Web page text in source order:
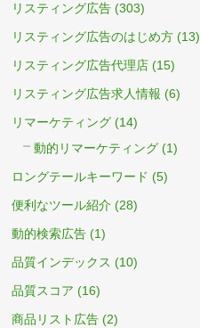
リスティング広告 (303)
リスティング広告のはじめ方 (13)
リスティング広告代理店 (15)
リスティング広告求人情報 (6)
リマーケティング (14)
動的リマーケティング (1)
ロングテールキーワード (5)
便利なツール紹介 (28)
動的検索広告 (1)
品質インデックス (10)
品質スコア (16)
商品リスト広告 (2)